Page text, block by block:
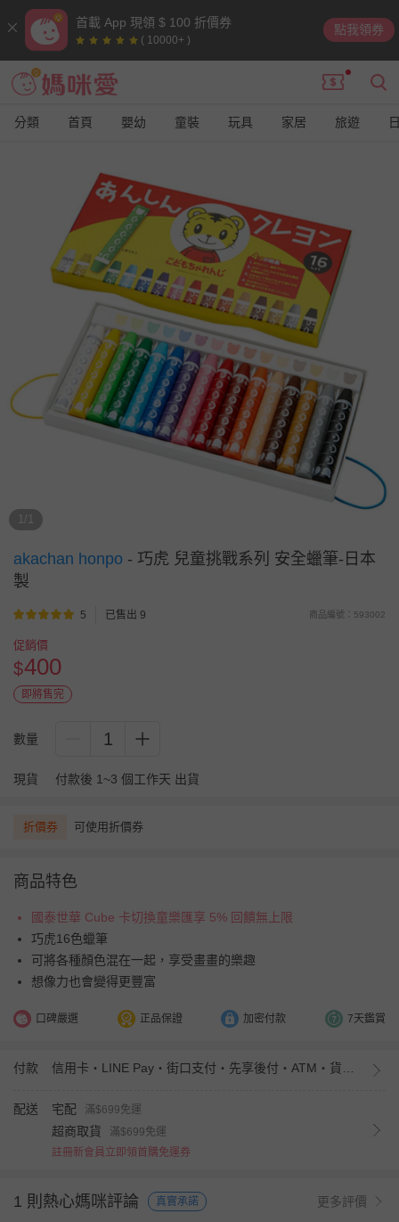
首載 App 現領 $ 100 折價券
( 10000+ )
點我領券
分類 首頁 嬰幼 童裝 玩具 家居 旅遊
1/1
akachan honpo - 巧虎 兒童挑戰系列 安全蠟筆-日本
製
5 已售出 9 商品編號：593002
促銷價
$400
即將售完
數量 1
現貨 付款後 1~3 個工作天 出貨
折價券 可使用折價券
商品特色
國泰世華 Cube 卡切換童樂匯享 5% 回饋無上限
巧虎16色蠟筆
可將各種顏色混在一起，享受畫畫的樂趣
想像力也會變得更豐富
口碑嚴選 正品保證 加密付款 7天鑑賞
付款
配送 宅配 滿$699免運
超商取貨
滿$699免運
註冊新會員立即領首購免運券
1 則熱心媽咪評論 真實承諾 更多評價